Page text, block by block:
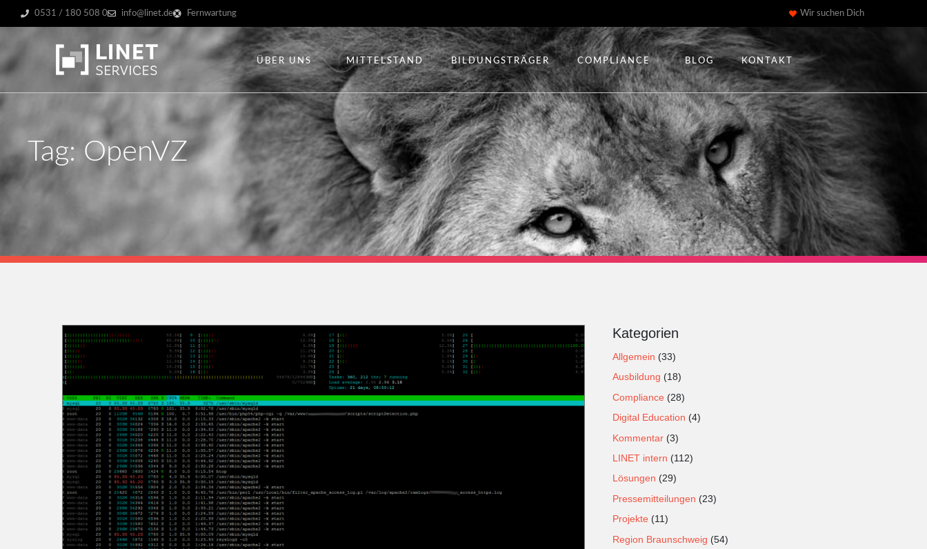
0531 / 180 508 0 info@linet.de Fernwartung Wir suchen Dich
ÜBER UNS MITTELSTAND BILDUNGSTRÄGER COMPLIANCE BLOG KONTAKT
Tag: OpenVZ
Kategorien
Allgemein (33)
Ausbildung (18)
Compliance (28)
Digital Education (4)
Kommentar (3)
LINET intern (112)
Lösungen (29)
Pressemitteilungen (23)
Projekte (11)
Region Braunschweig (54)